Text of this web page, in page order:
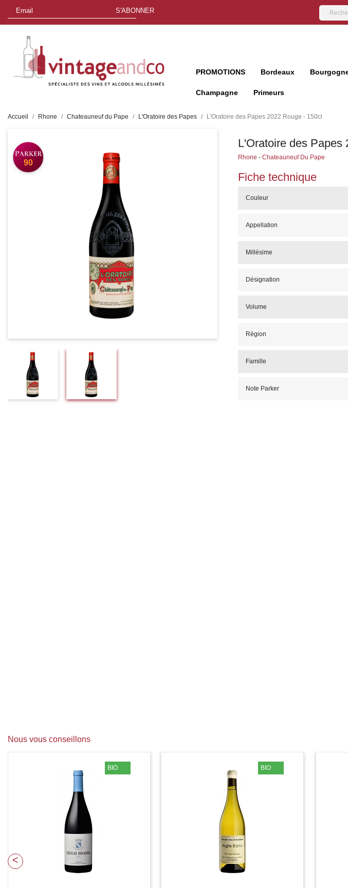
S'ABONNER
PROMOTIONS Bordeaux
Champagne Primeurs
Accueil Rhone Chateauneuf du Pape L'Oratoire des Papes L'Oratoire des Papes 2022 Rouge - 150cl
90
L'Oratoire des Papes
Rhone - Chateauneuf Du Pape
Fiche technique
Couleur
Appellation
Millésime
Désignation
Volume
Région
Famille
Note Parker
Nous vous conseillons
BIO BIO